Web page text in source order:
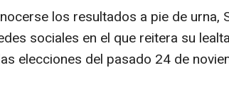
los resultados a pie de urna,
sociales en el que reitera su
elecciones del pasado 24 de